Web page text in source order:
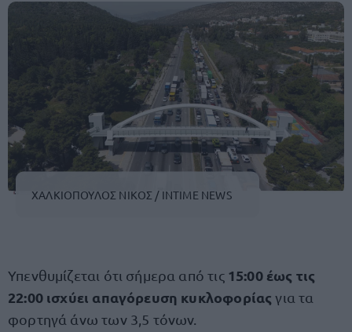
ΧΑΛΚΙΟΠΟΥΛΟΣ ΝΙΚΟΣ / INTIME NEWS
Υπενθυμίζεται ότι σήμερα από τις 15:00 έως τις
22:00 ισχύει απαγόρευση κυκλοφορίαςγια τα
φορτηγά άνω των 3,5 τόνων.